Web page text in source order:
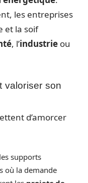
les entreprises
et la soif
, l’industrie ou
valoriser son
d’amorcer
supports
où la demande